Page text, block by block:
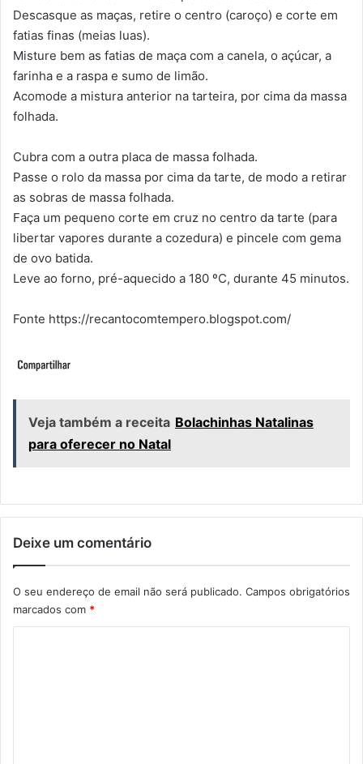
Descasque as maças, retire o centro (caroço) e corte em
fatias finas (meias luas).
Misture bem as fatias de maça com a canela, o açúcar, a
farinha e a raspa e sumo de limão.
Acomode a mistura anterior na tarteira, por cima da massa
folhada.
Cubra com a outra placa de massa folhada.
Passe o rolo da massa por cima da tarte, de modo a retirar
as sobras de massa folhada.
Faça um pequeno corte em cruz no centro da tarte (para
libertar vapores durante a cozedura) e pincele com gema
de ovo batida.
Leve ao forno, pré-aquecido a 180 ºC, durante 45 minutos.
Fonte https://recantocomtempero.blogspot.com/
Veja também a receita Bolachinhas Natalinas
para oferecer no Natal
Deixe um comentário
O seu endereço de email não será publicado. Campos obrigatórios
marcados com *